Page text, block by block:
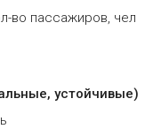
во пассажиров, чел
устойчивые)